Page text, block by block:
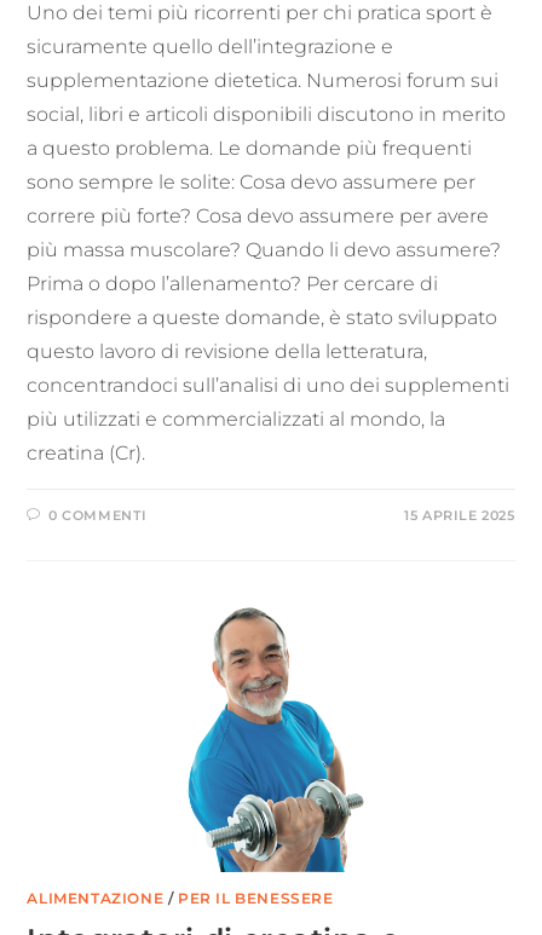
Uno dei temi più ricorrenti per chi pratica sport è
sicuramente quello dell’integrazione e
supplementazione dietetica. Numerosi forum sui
social, libri e articoli disponibili discutono in merito
a questo problema. Le domande più frequenti
sono sempre le solite: Cosa devo assumere per
correre più forte? Cosa devo assumere per avere
più massa muscolare? Quando li devo assumere?
Prima o dopo l’allenamento? Per cercare di
rispondere a queste domande, è stato sviluppato
questo lavoro di revisione della letteratura,
concentrandoci sull’analisi di uno dei supplementi
più utilizzati e commercializzati al mondo, la
creatina (Cr).
0 COMMENTI 15 APRILE 2025
ALIMENTAZIONE / PER IL BENESSERE